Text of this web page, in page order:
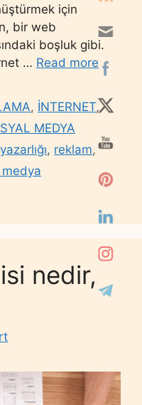
için
bir web
boşluk gibi.
… Read more
, İNTERNET,
MEDYA
, reklam,
nedir,